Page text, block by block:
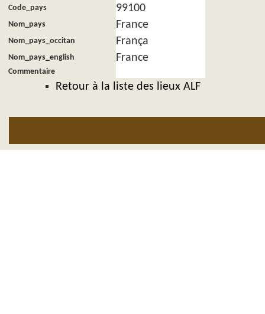
Code_pays 99100
Nom_pays France
Nom_pays_occitan França
Nom_pays_english France
Commentaire
Retour à la liste des lieux ALF